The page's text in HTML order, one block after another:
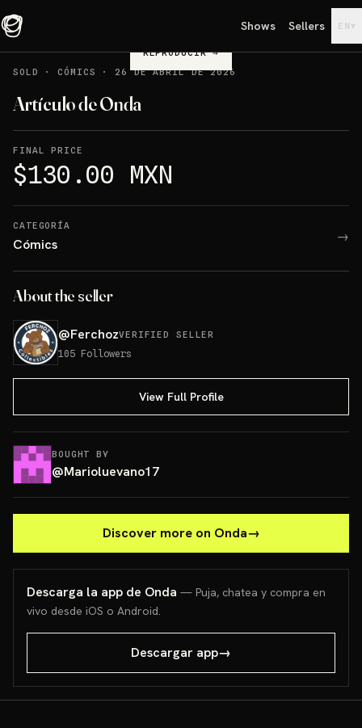
Shows Sellers EN ▾
REPRODUCIR→
SOLD
·CÓMICS ·26 DE ABRIL DE 2026
Artículo de Onda
FINAL PRICE
$130.00 MXN
CATEGORÍA
Cómics →
About the seller
@FerchozVERIFIED SELLER
105 Followers
View Full Profile
BOUGHT BY
@Marioluevano17
Discover more on Onda→
Descarga la app de Onda — Puja, chatea y compra en
vivo desde iOS o Android.
Descargar app→